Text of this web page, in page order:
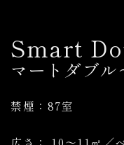
Smart
マートダブル
禁煙：87室